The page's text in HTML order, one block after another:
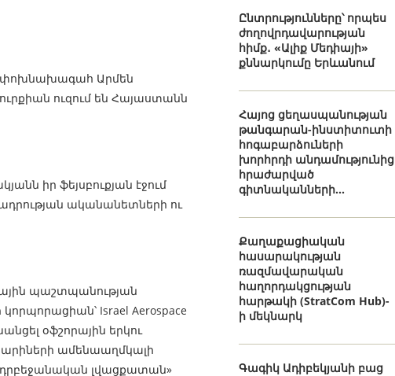
փոխնախագահ Արմեն
ուզում են Հայաստանն
իր ֆեյսբուքյան էջում
ականանետների ու
պաշտպանության
Israel Aerospace
օֆշորային երկու
ամենաաղմկալի
լվացքատան»
Ընտրությունները՝ որպես
ժողովրդավարության
հիմք․ «Ալիք Մեդիայի»
քննարկումը Երևանում
Հայոց ցեղասպանության
թանգարան-ինստիտուտի
հոգաբարձուների
խորհրդի անդամությունից
հրաժարված
գիտնականների...
Քաղաքացիական
հասարակության
ռազմավարական
հաղորդակցության
հարթակի (StratCom Hub)-
ի մեկնարկ
Գագիկ Ադիբեկյանի բաց